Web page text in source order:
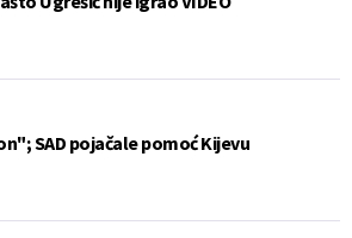
SAD pojačale pomoć Kijevu